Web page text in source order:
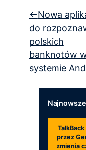
wpisu
Nowa
do
polskich
banknotów w
systemie
przez
zmienia